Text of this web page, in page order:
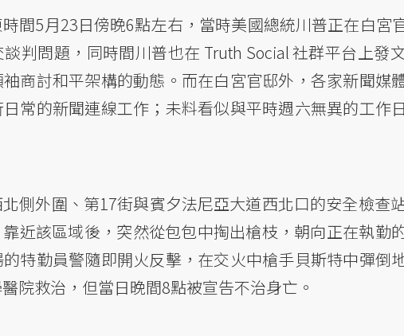
間5月23日傍晚6點左右，當時美國總統川普正在白宮
判問題，同時間川普也在 Truth Social 社群平台上發
商討和平架構的動態。而在白宮官邸外，各家新聞媒
常的新聞連線工作；未料看似與平時週六無異的工作
側外圍、第17街與賓夕法尼亞大道西北口的安全檢查
近該區域後，突然從包包中掏出槍枝，朝向正在執勤
特勤員警隨即開火反擊，在交火中槍手貝斯特中彈倒
院救治，但當日晚間8點被宣告不治身亡。